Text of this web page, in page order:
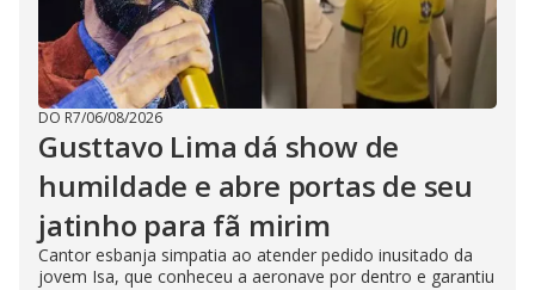
DO R7/06/08/2026
Gusttavo Lima dá show de
humildade e abre portas de seu
jatinho para fã mirim
Cantor esbanja simpatia ao atender pedido inusitado da
jovem Isa, que conheceu a aeronave por dentro e garantiu